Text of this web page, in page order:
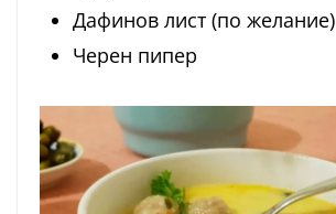
Дафинов лист (по желание)
Черен пипер